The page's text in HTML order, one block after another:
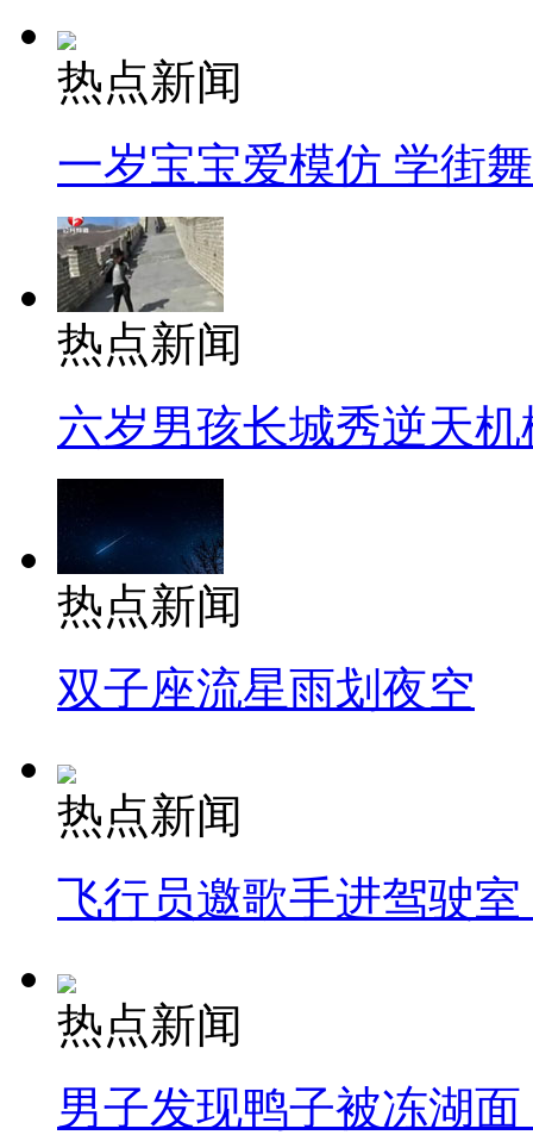
热点新闻
一岁宝宝爱模仿 学街
热点新闻
六岁男孩长城秀逆天机
热点新闻
双子座流星雨划夜空
热点新闻
飞行员邀歌手进驾驶
热点新闻
男子发现鸭子被冻湖